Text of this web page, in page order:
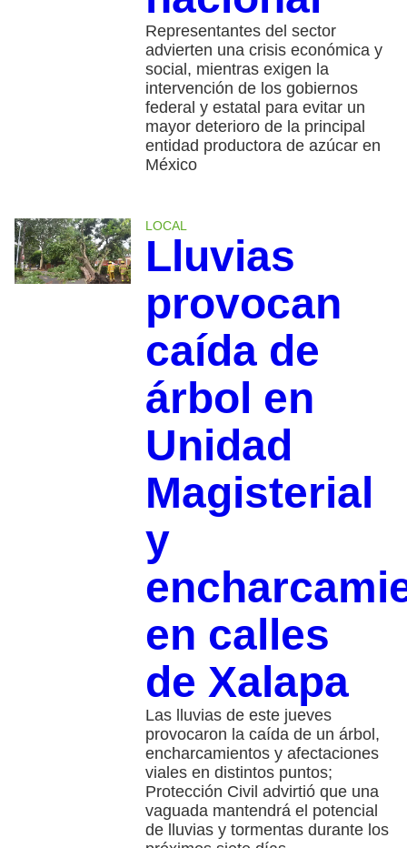
Representantes del sector
advierten una crisis económica y
social, mientras exigen la
intervención de los gobiernos
federal y estatal para evitar un
mayor deterioro de la principal
entidad productora de azúcar en
México
LOCAL
Lluvias
provocan
caída de
árbol en
Unidad
Magisterial
y
en calles
de Xalapa
Las lluvias de este jueves
provocaron la caída de un árbol,
encharcamientos y afectaciones
viales en distintos puntos;
Protección Civil advirtió que una
vaguada mantendrá el potencial
de lluvias y tormentas durante los